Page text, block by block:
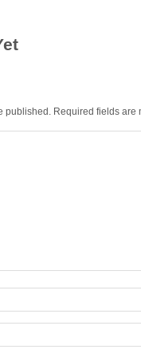
published. Required fields are